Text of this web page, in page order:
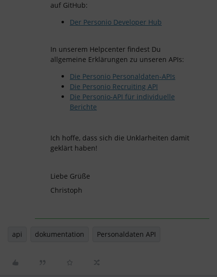
auf GitHub:
Der Personio Developer Hub
In unserem Helpcenter findest Du
allgemeine Erklärungen zu unseren APIs:
Die Personio Personaldaten-APIs
Die Personio Recruiting API
Die Personio-API für individuelle
Berichte
Ich hoffe, dass sich die Unklarheiten damit
geklärt haben!
Liebe Grüße
Christoph
api dokumentation Personaldaten API